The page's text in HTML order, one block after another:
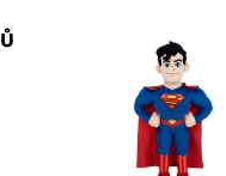
Plyšový Superman 32